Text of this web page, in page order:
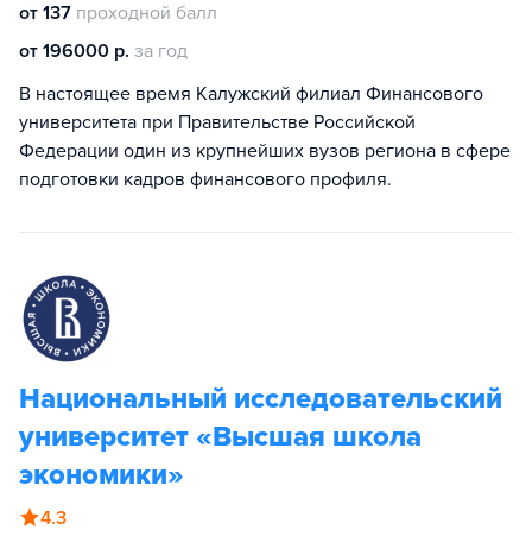
от 137 проходной балл
от 196000 р. за год
В настоящее время Калужский филиал Финансового
университета при Правительстве Российской
Федерации один из крупнейших вузов региона в сфере
подготовки кадров финансового профиля.
Национальный исследовательский
университет «Высшая школа
экономики»
4.3